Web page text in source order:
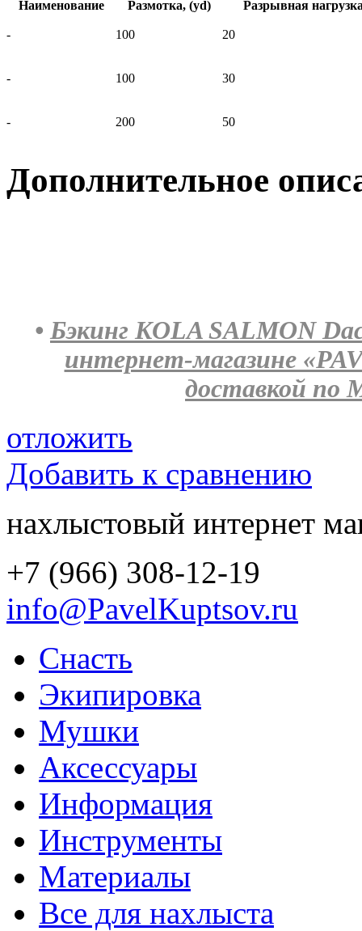
Наименование Размотка, (yd) Разрывная
- 100 20
- 100 30
- 200 50
Дополнительное
• Бэкинг KOLA SALMON
интернет-магазине
доставкой по
отложить
Добавить к сравнению
нахлыстовый интернет
+7 (966) 308-12-19
info@PavelKuptsov.ru
Снасть
Экипировка
Мушки
Аксессуары
Информация
Инструменты
Материалы
Все для нахлыста